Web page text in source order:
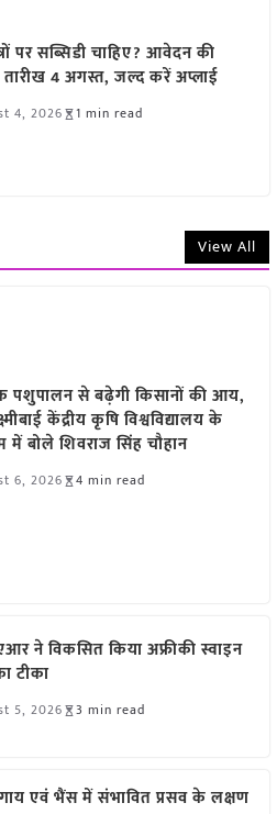
पर सब्सिडी चाहिए? आवेदन की
4 अगस्त, जल्द करें अप्लाई
4, 2026 1 min read
View All
पशुपालन से बढ़ेगी किसानों की आय,
केंद्रीय कृषि विश्वविद्यालय के
में बोले शिवराज सिंह चौहान
6, 2026 4 min read
ने विकसित किया अफ्रीकी स्वाइन
टीका
5, 2026 3 min read
एवं भैंस में संभावित प्रसव के लक्षण